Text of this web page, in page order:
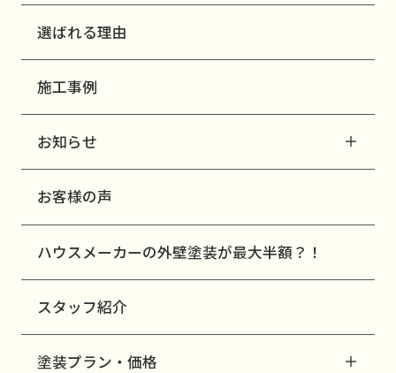
選ばれる理由
施工事例
お知らせ
お客様の声
ハウスメーカーの外壁塗装が最大半額？！
スタッフ紹介
塗装プラン・価格